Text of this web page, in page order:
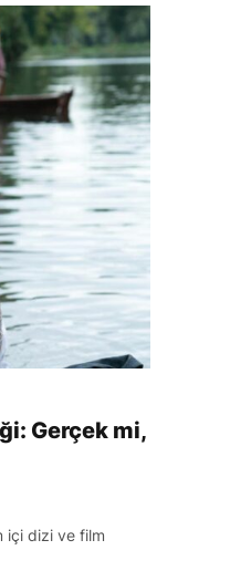
Gerçek mi,
içi dizi ve film